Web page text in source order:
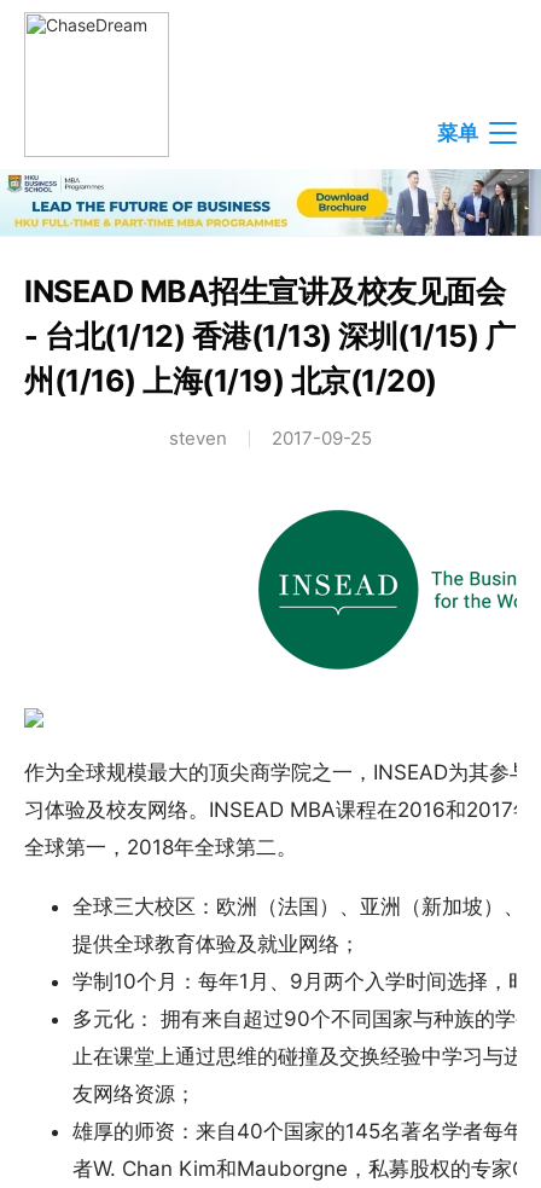
菜单
INSEAD MBA招生宣讲及校友见面会
- 台北(1/12) 香港(1/13) 深圳(1/15) 广
州(1/16) 上海(1/19) 北京(1/20)
steven 2017-09-25
作为全球规模最大的顶尖商学院之一，INSEAD为其参
习体验及校友网络。INSEAD MBA课程在2016和2017
全球第一，2018年全球第二。
全球三大校区：欧洲（法国）、亚洲（新加坡）、
提供全球教育体验及就业网络；
学制10个月：每年1月、9月两个入学时间选择，时
多元化： 拥有来自超过90个不同国家与种族的学
止在课堂上通过思维的碰撞及交换经验中学习与进
友网络资源；
雄厚的师资：来自40个国家的145名著名学者每年
者W. Chan Kim和Mauborgne，私募股权的专家